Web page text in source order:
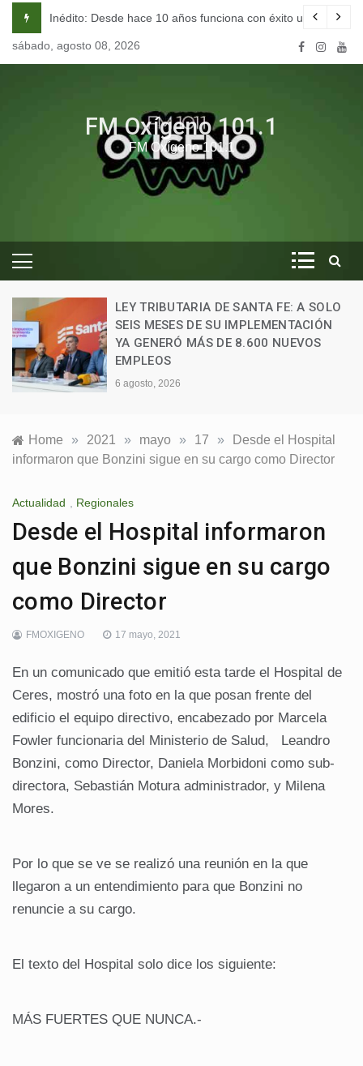
content
con éxito una escuela de seducción en Córdoba.
Cómo vivían los hombres junto a los
sábado, agosto 08, 2026
FM Oxígeno 101.1
FM Oxígeno 101.1
TRIBUTARIA DE SANTA FE: A SOLO
MESES DE SU IMPLEMENTACIÓN
GENERÓ MÁS DE 8.600 NUEVOS
2026
EL
Home » 2021 » mayo » 17 »
Desde el Hospital
informaron que Bonzini sigue en su cargo como Director
Actualidad , Regionales
Desde el Hospital informaron
que Bonzini sigue en su cargo
como Director
FMOXIGENO 17 mayo, 2021
En un comunicado que emitió esta tarde el Hospital de
Ceres, mostró una foto en la que posan frente del
edificio el equipo directivo, encabezado por Marcela
Fowler funcionaria del Ministerio de Salud, Leandro
Bonzini, como Director, Daniela Morbidoni como sub-
directora, Sebastián Motura administrador, y Milena
Mores.
Por lo que se ve se realizó una reunión en la que
llegaron a un entendimiento para que Bonzini no
renuncie a su cargo.
El texto del Hospital solo dice los siguiente:
MÁS FUERTES QUE NUNCA.-